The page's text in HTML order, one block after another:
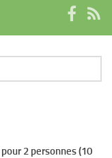
2 personnes (10